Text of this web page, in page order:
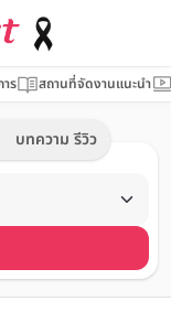
ร สถานที่จัดงานแนะนำ
บทความ รีวิว